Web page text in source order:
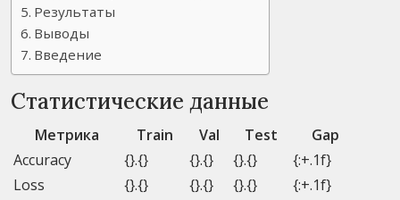
Результаты
Выводы
Введение
Статистические данные
Метрика Train Val Test
Gap
Accuracy
{}.{} {}.{} {}.{}
{:+.1f}
Loss
{}.{} {}.{} {}.{}
{:+.1f}